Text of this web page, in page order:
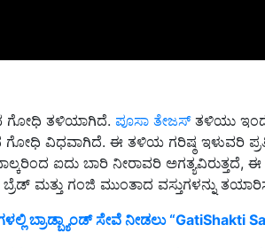
ಗೋಧಿ ವಿಧವಾಗಿದೆ. ಈ ತಳಿಯ ಗರಿಷ್ಠ ಇಳುವರಿ
ಐದು ಬಾರಿ ನೀರಾವರಿ ಅಗತ್ಯವಿರುತ್ತದೆ,
ಬ್ರೆಡ್ ಮತ್ತು ಗಂಜಿ ಮುಂತಾದ ವಸ್ತುಗಳನ್ನು
ಬ್ರಾಡ್ಬ್ಯಾಂಡ್ ಸೇವೆ ನೀಡಲು
ಪ್ರಭಾವಶಾಲಿ ಸಂಘಟನೆ ರಚಿಸಲು ಸಲಹೆ